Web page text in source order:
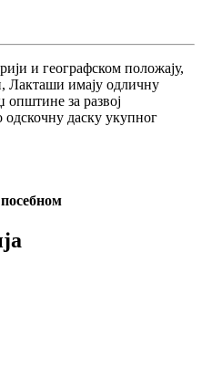
и географском положају,
Лакташи имају одличну
општине за развој
одскочну даску укупног